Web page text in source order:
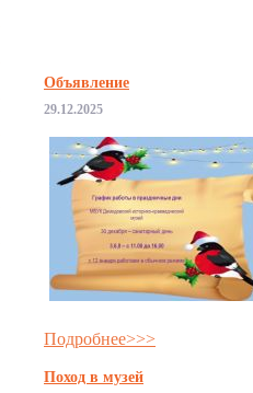
Объявление
29.12.2025
Подробнее>>>
Поход в музей